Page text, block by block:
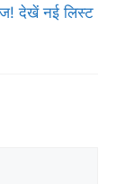
देखें नई लिस्ट